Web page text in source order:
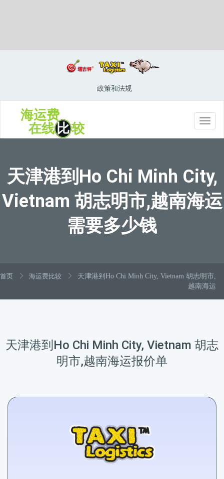
政策和法规
切
换
海运费
在线比较
天津港到Ho Chi Minh City,
Vietnam 胡志明市,越南海运
需要多少钱
首页 海运费比较
天津港到Ho Chi Minh City, Vietnam 胡志明市,
越南海运
天津港到Ho Chi Minh City, Vietnam 胡志
明市,越南海运报价单